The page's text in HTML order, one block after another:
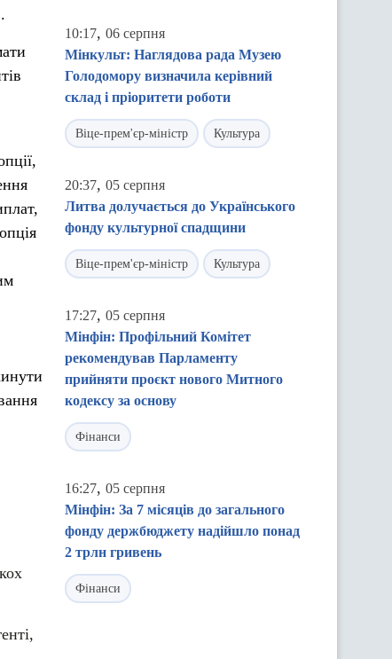
10:17, 06 серпня
Мінкульт: Наглядова рада Музею
Голодомору визначила керівний
склад і пріоритети роботи
Віце-прем'єр-міністр Культура
20:37, 05 серпня
Литва долучається до Українського
фонду культурної спадщини
Віце-прем'єр-міністр Культура
17:27, 05 серпня
Мінфін: Профільний Комітет
рекомендував Парламенту
прийняти проєкт нового Митного
кодексу за основу
Фінанси
16:27, 05 серпня
Мінфін: За 7 місяців до загального
фонду держбюджету надійшло понад
2 трлн гривень
Фінанси